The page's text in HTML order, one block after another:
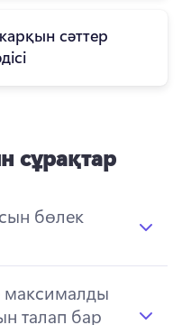
сәттер
сұрақтар
бөлек
максималды
талап бар